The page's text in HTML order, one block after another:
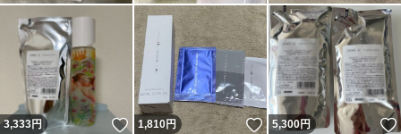
3,333円 いいね！
1,810円 いいね！
5,300円